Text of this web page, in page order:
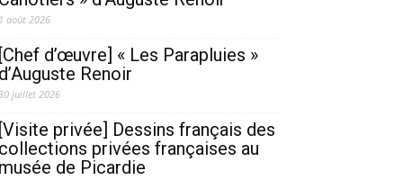
1 août 2026
[Chef d’œuvre] « Les Parapluies »
d’Auguste Renoir
juillet 2026
[Visite privée] Dessins français des
collections privées françaises au
musée de Picardie